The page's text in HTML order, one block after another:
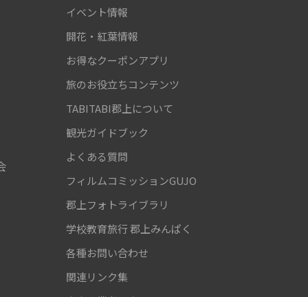
イベント情報
開花・紅葉情報
お得なクーポンアプリ
旅のお役立ちコンテンツ
TABITABI郡上について
観光ガイドブック
よくある質問
フィルムコミッションGUJO
郡上フォトライブラリ
学校教育旅行郡上みんぱく
各種お問い合わせ
関連リンク集